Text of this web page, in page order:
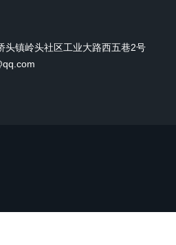
头镇岭头社区工业大路西五巷2号